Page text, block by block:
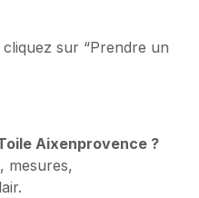
sur “Prendre un
Aixenprovence ?
mesures,